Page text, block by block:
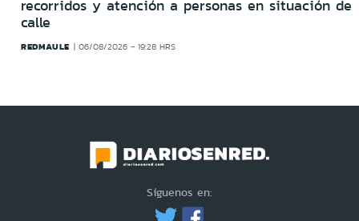
recorridos y atención a personas en situación de
calle
REDMAULE 06/08/2026 - 19:28 HRS
Síguenos en: